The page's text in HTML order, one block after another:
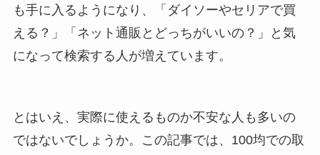
る？使い方や選び方
を解説！
【100均】ダイソー/
る？選び方＆使い方
を徹底ガイド！
も手に入るようになり、「ダイソーやセリアで買
える？」「ネット通販とどっちがいいの？」と気
になって検索する人が増えています。
とはいえ、実際に使えるものか不安な人も多いの
ではないでしょうか。この記事では、100均での取